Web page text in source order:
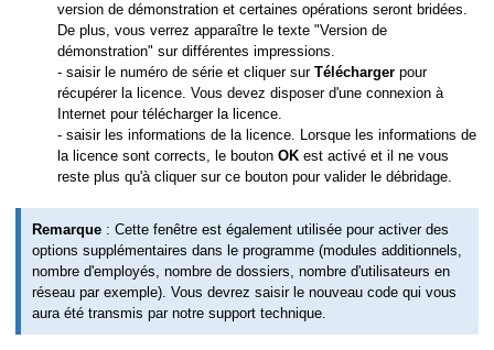
version de démonstration et certaines opérations seront bridées.
De plus, vous verrez apparaître le texte "Version de
démonstration" sur différentes impressions.
- saisir le numéro de série et cliquer sur Télécharger pour
récupérer la licence. Vous devez disposer d'une connexion à
Internet pour télécharger la licence.
- saisir les informations de la licence. Lorsque les informations de
la licence sont corrects, le bouton OK est activé et il ne vous
reste plus qu'à cliquer sur ce bouton pour valider le débridage.
Remarque : Cette fenêtre est également utilisée pour activer des
options supplémentaires dans le programme (modules additionnels,
nombre d'employés, nombre de dossiers, nombre d'utilisateurs en
réseau par exemple). Vous devrez saisir le nouveau code qui vous
aura été transmis par notre support technique.